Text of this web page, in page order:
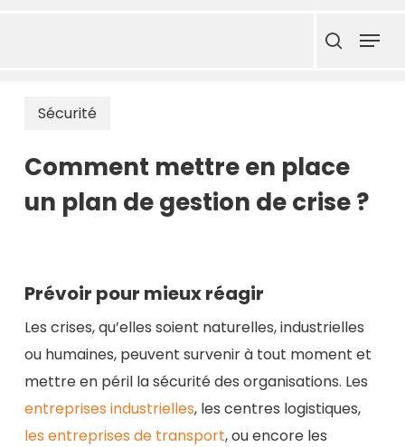
search
Menu
Sécurité
Comment mettre en place
un plan de gestion de crise ?
Prévoir pour mieux réagir
Les crises, qu’elles soient naturelles, industrielles
ou humaines, peuvent survenir à tout moment et
mettre en péril la sécurité des organisations. Les
entreprises industrielles, les centres logistiques,
les entreprises de transport, ou encore les